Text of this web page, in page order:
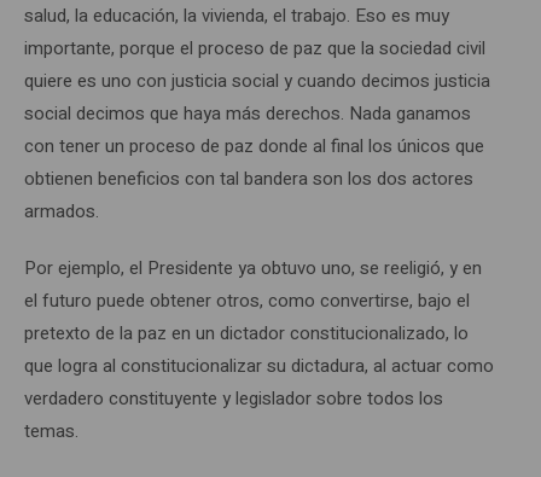
salud, la educación, la vivienda, el trabajo. Eso es muy
importante, porque el proceso de paz que la sociedad civil
quiere es uno con justicia social y cuando decimos justicia
social decimos que haya más derechos. Nada ganamos
con tener un proceso de paz donde al final los únicos que
obtienen beneficios con tal bandera son los dos actores
armados.
Por ejemplo, el Presidente ya obtuvo uno, se reeligió, y en
el futuro puede obtener otros, como convertirse, bajo el
pretexto de la paz en un dictador constitucionalizado, lo
que logra al constitucionalizar su dictadura, al actuar como
verdadero constituyente y legislador sobre todos los
temas.